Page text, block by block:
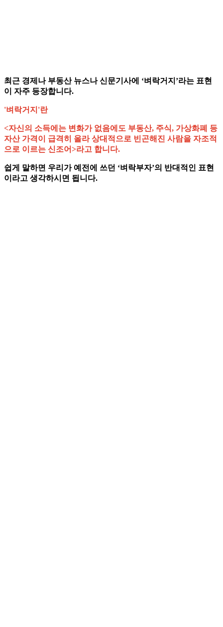
최근 경제나 부동산 뉴스나 신문기사에 ‘벼락거지’라는 표현
이 자주 등장합니다.
'벼락거지'란
<자신의 소득에는 변화가 없음에도 부동산, 주식, 가상화폐 등
자산 가격이 급격히 올라 상대적으로 빈곤해진 사람을 자조적
으로 이르는 신조어>라고 합니다.
쉽게 말하면 우리가 예전에 쓰던 ‘벼락부자’의 반대적인 표현
이라고 생각하시면 됩니다.